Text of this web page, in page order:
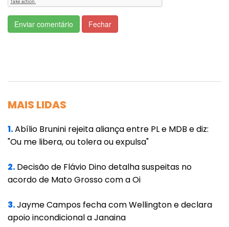
Mauro Mendes ressaltou que só inseriu Mato
Grosso na articulação nacional pela compra
países utilizam o medicamento na luta contra
comprovada de 91,6%.
"Precisamos é disso. Por favor nos ajude,
compramos, temos dinheiro para comprar,
precisamos disso para salvar vidas no nosso
país".
A solicitação de uso emergencial da Sputnik V
foi protocolada pela União Química no dia 26
Enviar comentário Fechar
MAIS LIDAS
1.Abílio Brunini rejeita aliança entre PL e MDB e diz:
"Ou me libera, ou tolera ou expulsa"
2.Decisão de Flávio Dino detalha suspeitas no
acordo de Mato Grosso com a Oi
3.Jayme Campos fecha com Wellington e declara
apoio incondicional a Janaina